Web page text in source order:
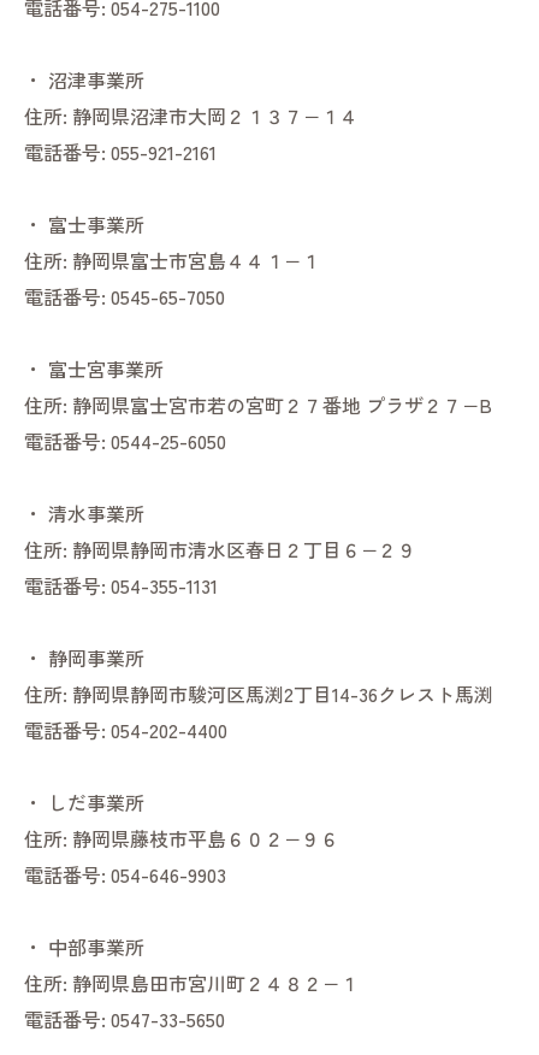
電話番号: 054-275-1100
・ 沼津事業所
住所: 静岡県沼津市大岡２１３７−１４
電話番号: 055-921-2161
・ 富士事業所
住所: 静岡県富士市宮島４４１−１
電話番号: 0545-65-7050
・ 富士宮事業所
住所: 静岡県富士宮市若の宮町２７番地 プラザ２７−B
電話番号: 0544-25-6050
・ 清水事業所
住所: 静岡県静岡市清水区春日２丁目６−２９
電話番号: 054-355-1131
・ 静岡事業所
住所: 静岡県静岡市駿河区馬渕2丁目14-36クレスト馬渕
電話番号: 054-202-4400
・
しだ事業所
住所: 静岡県藤枝市平島６０２−９６
電話番号: 054-646-9903
・ 中部事業所
住所: 静岡県島田市宮川町２４８２−１
電話番号: 0547-33-5650